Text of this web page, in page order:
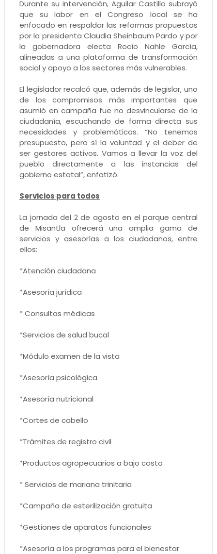
Durante su intervención, Aguilar Castillo subrayó
que su labor en el Congreso local se ha
enfocado en respaldar las reformas propuestas
por la presidenta Claudia Sheinbaum Pardo y por
la gobernadora electa Rocío Nahle García,
alineadas a una plataforma de transformación
social y apoyo a los sectores más vulnerables.
El legislador recalcó que, además de legislar, uno
de los compromisos más importantes que
asumió en campaña fue no desvincularse de la
ciudadanía, escuchando de forma directa sus
necesidades y problemáticas. “No tenemos
presupuesto, pero sí la voluntad y el deber de
ser gestores activos. Vamos a llevar la voz del
pueblo directamente a las instancias del
gobierno estatal”, enfatizó.
Servicios para todos
La jornada del 2 de agosto en el parque central
de Misantla ofrecerá una amplia gama de
servicios y asesorías a los ciudadanos, entre
ellos:
*Atención ciudadana
*Asesoría jurídica
* Consultas médicas
*Servicios de salud bucal
*Módulo examen de la vista
*Asesoría psicológica
*Asesoría nutricional
*Cortes de cabello
*Trámites de registro civil
*Productos agropecuarios a bajo costo
* Servicios de mariana trinitaria
*Campaña de esterilización gratuita
*Gestiones de aparatos funcionales
*Asesoría a los programas para el bienestar